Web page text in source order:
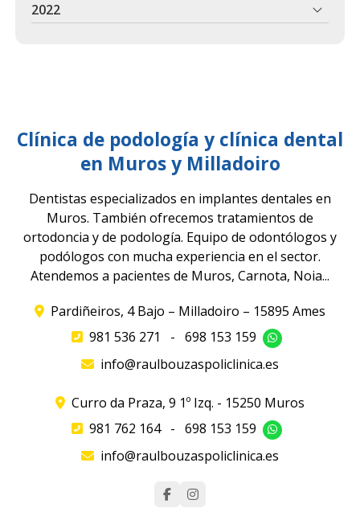
2022
Clínica de podología y clínica dental
en Muros y Milladoiro
Dentistas especializados en implantes dentales en
Muros. También ofrecemos tratamientos de
ortodoncia y de podología. Equipo de odontólogos y
podólogos con mucha experiencia en el sector.
Atendemos a pacientes de Muros, Carnota, Noia...
Pardiñeiros, 4 Bajo – Milladoiro – 15895 Ames
981 536 271
- 698 153 159
info@raulbouzaspoliclinica.es
Curro da Praza, 9 1º Izq. - 15250 Muros
981 762 164 - 698 153 159
info@raulbouzaspoliclinica.es